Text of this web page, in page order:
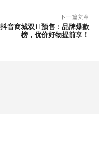
下一篇文章
抖音商城双11预售：品牌爆款
榜，优价好物提前享！